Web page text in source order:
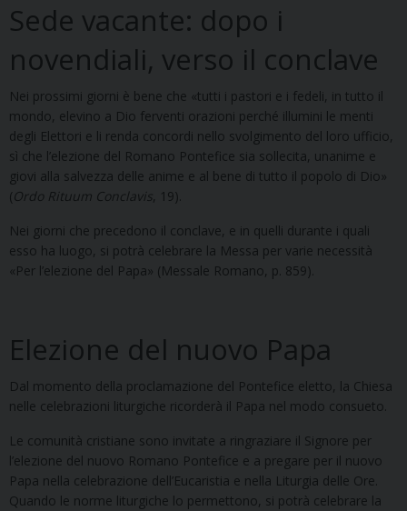
Sede vacante: dopo i
novendiali, verso il conclave
Nei prossimi giorni è bene che «tutti i pastori e i fedeli, in tutto il
mondo, elevino a Dio ferventi orazioni perché illumini le menti
degli Elettori e li renda concordi nello svolgimento del loro ufficio,
sì che l’elezione del Romano Pontefice sia sollecita, unanime e
giovi alla salvezza delle anime e al bene di tutto il popolo di Dio»
(Ordo Rituum Conclavis, 19).
Nei giorni che precedono il conclave, e in quelli durante i quali
esso ha luogo, si potrà celebrare la Messa per varie necessità
«Per l’elezione del Papa» (Messale Romano, p. 859).
Elezione del nuovo Papa
Dal momento della proclamazione del Pontefice eletto, la Chiesa
nelle celebrazioni liturgiche ricorderà il Papa nel modo consueto.
Le comunità cristiane sono invitate a ringraziare il Signore per
l’elezione del nuovo Romano Pontefice e a pregare per il nuovo
Papa nella celebrazione dell’Eucaristia e nella Liturgia delle Ore.
Quando le norme liturgiche lo permettono, si potrà celebrare la